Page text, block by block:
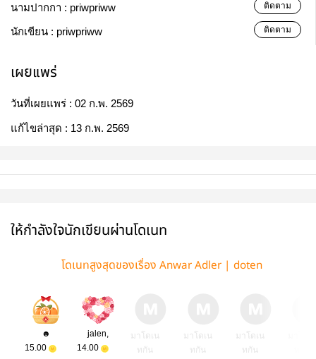
นามปากกา : priwpriww ติดตาม
นักเขียน : priwpriww ติดตาม
เผยแพร่
วันที่เผยแพร่ : 02 ก.พ. 2569
แก้ไขล่าสุด : 13 ก.พ. 2569
ให้กำลังใจนักเขียนผ่านโดเนท
โดเนทสูงสุดของเรื่อง Anwar Adler | doten
☻
15.00
jalen,
14.00
มาโดเน
ทกัน
มาโดเน
ทกัน
มาโดเน
ทกัน